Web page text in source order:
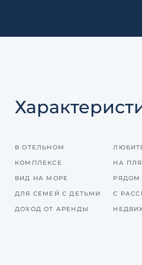
В ОТЕЛЬНОМ
КОМПЛЕКСЕ
ВИД НА МОРЕ
ДЛЯ СЕМЕЙ С ДЕТЬМИ
ДОХОД ОТ АРЕНДЫ
НА
РЯДОМ
С